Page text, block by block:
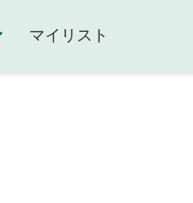
マイリスト